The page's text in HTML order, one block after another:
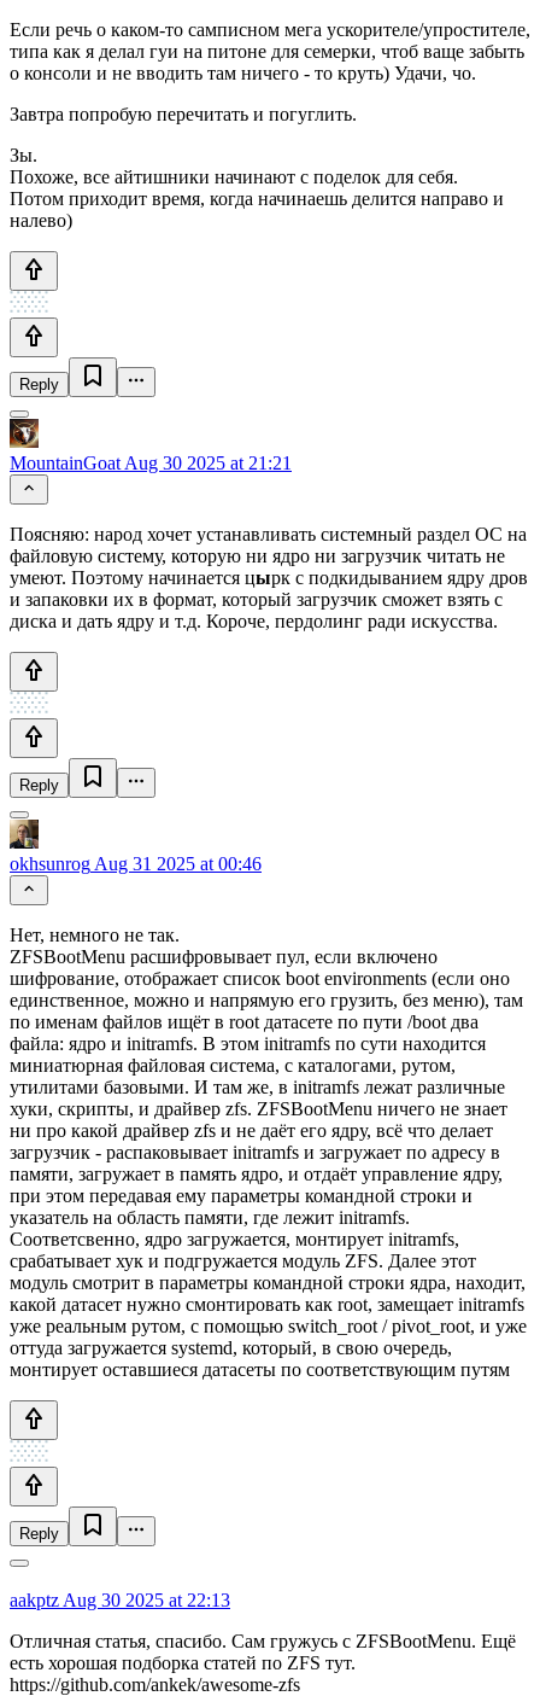
Если речь о каком-то самписном мега ускорителе/упростителе,
типа как я делал гуи на питоне для семерки, чтоб ваще забыть
о консоли и не вводить там ничего - то круть) Удачи, чо.
Завтра попробую перечитать и погуглить.
Зы.
Похоже, все айтишники начинают с поделок для себя.
Потом приходит время, когда начинаешь делится направо и
налево)
Reply
MountainGoat Aug 30 2025 at 21:21
Поясняю: народ хочет устанавливать системный раздел ОС на
файловую систему, которую ни ядро ни загрузчик читать не
умеют. Поэтому начинается цырк с подкидыванием ядру дров
и запаковки их в формат, который загрузчик сможет взять с
диска и дать ядру и т.д. Короче, пердолинг ради искусства.
Reply
okhsunrog Aug 31 2025 at 00:46
Нет, немного не так.
ZFSBootMenu расшифровывает пул, если включено
шифрование, отображает список boot environments (если оно
единственное, можно и напрямую его грузить, без меню), там
по именам файлов ищёт в root датасете по пути /boot два
файла: ядро и initramfs. В этом initramfs по сути находится
миниатюрная файловая система, с каталогами, рутом,
утилитами базовыми. И там же, в initramfs лежат различные
хуки, скрипты, и драйвер zfs. ZFSBootMenu ничего не знает
ни про какой драйвер zfs и не даёт его ядру, всё что делает
загрузчик - распаковывает initramfs и загружает по адресу в
памяти, загружает в память ядро, и отдаёт управление ядру,
при этом передавая ему параметры командной строки и
указатель на область памяти, где лежит initramfs.
Соответсвенно, ядро загружается, монтирует initramfs,
срабатывает хук и подгружается модуль ZFS. Далее этот
модуль смотрит в параметры командной строки ядра, находит,
какой датасет нужно смонтировать как root, замещает initramfs
уже реальным рутом, с помощью switch_root / pivot_root, и уже
оттуда загружается systemd, который, в свою очередь,
монтирует оставшиеся датасеты по соответствующим путям
Reply
aakptz Aug 30 2025 at 22:13
Отличная статья, спасибо. Сам гружусь с ZFSBootMenu. Ещё
есть хорошая подборка статей по ZFS тут.
https://github.com/ankek/awesome-zfs